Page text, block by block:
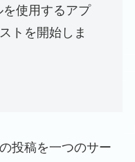
使用するアプ
トを開始しま
投稿を一つのサー